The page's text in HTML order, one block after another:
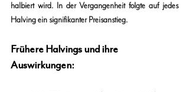
halbiert wird. In der Vergangenheit folgte auf jedes
Halving ein signifikanter Preisanstieg.
Frühere Halvings und ihre
Auswirkungen: